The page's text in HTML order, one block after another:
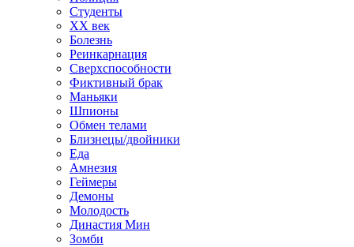
Студенты
ХХ век
Болезнь
Реинкарнация
Сверхспособности
Фиктивный брак
Маньяки
Шпионы
Обмен телами
Близнецы/двойники
Еда
Амнезия
Геймеры
Демоны
Молодость
Династия Мин
Зомби